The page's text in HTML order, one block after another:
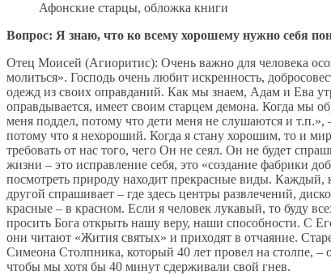
Афонские старцы, обложка книги
Вопрос: Я знаю, что ко всему хорошему нужно себя
Отец Моисей (Агиоритис): Очень важно для человека
молиться». Господь очень любит искренность,
одежд из своих оправданий. Как мы знаем, Адам и Ева
оправдывается, имеет своим старцем демона. Когда мы
меня поддел, потому что дети меня не слушаются и т.п.»,
потому что я нехороший. Когда я стану хорошим, то и
требовать от нас того, чего Он не сеял. Он не будет
жизни – это исправление себя, это «создание фабрики
посмотреть природу находит прекрасные виды. Каждый,
другой спрашивает – где здесь центры развлечений,
красные – в красном. Если я человек лукавый, то буду
просить Бога открыть нашу веру, наши способности.
они читают «Жития святых» и приходят в отчаяние.
Симеона Столпника, который 40 лет провел на столпе, –
чтобы мы хотя бы 40 минут сдерживали свой гнев.